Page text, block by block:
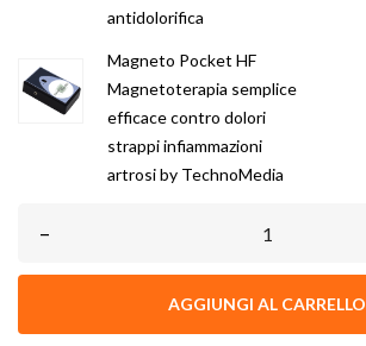
antidolorifica
Magneto Pocket HF
Magnetoterapia semplice
efficace contro dolori
strappi infiammazioni
artrosi by TechnoMedia
–
AGGIUNGI AL CARRELLO